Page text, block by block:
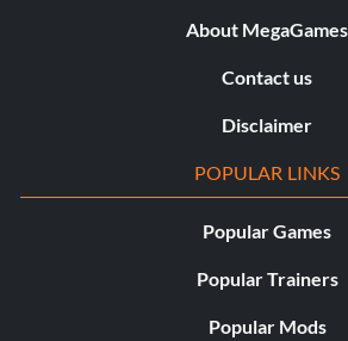
About MegaGames
Contact us
Disclaimer
POPULAR LINKS
Popular Games
Popular Trainers
Popular Mods